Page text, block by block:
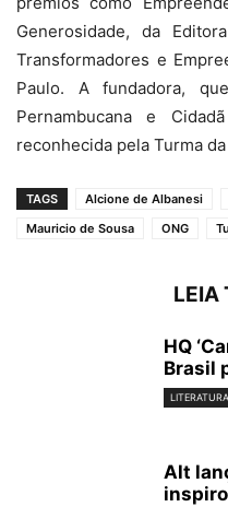
Generosidade, da
Transformadores e
Paulo. A fundadora,
Pernambucana e
reconhecida pela Turma
TAGS Alcione de Albanesi
Mauricio de Sousa
ONG
LEIA
HQ
Brasil
LITERATURA
Alt